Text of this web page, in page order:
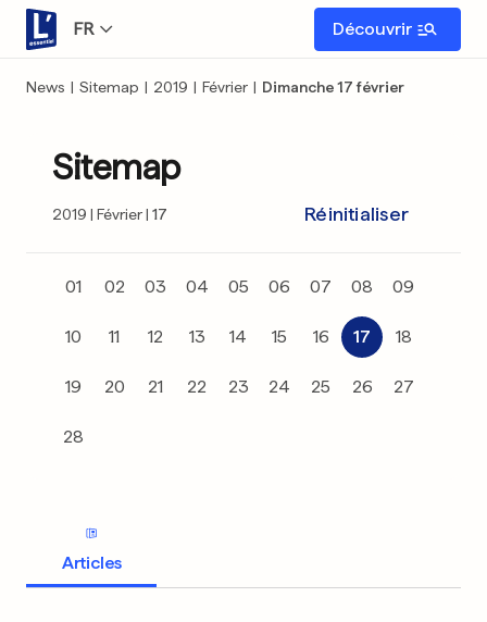
FR Découvrir
News | Sitemap | 2019 | Février | Dimanche 17 février
Sitemap
2019 Février 17 Réinitialiser
01 02 03 04 05 06 07 08 09
10 11 12 13 14 15 16 17 18
19 20 21 22 23 24 25 26 27
28
Articles